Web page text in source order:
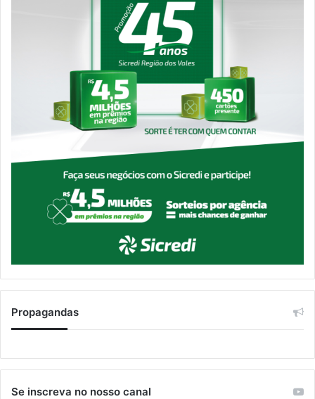
Propagandas
Se inscreva no nosso canal